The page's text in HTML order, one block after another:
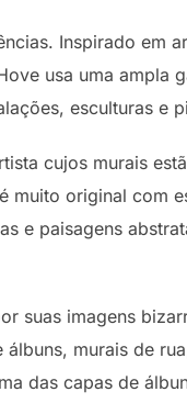
Inspirado em
usa uma ampla
esculturas e
cujos murais
muito original com
e paisagens
suas imagens
murais de
das capas de